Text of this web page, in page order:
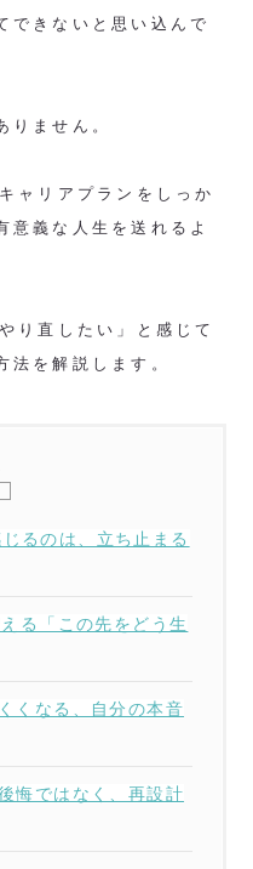
できないと思い込んで
りません。
ャリアプランをしっか
意義な人生を送れるよ
り直したい」と感じて
法を解説します。
るのは、立ち止まる
る「この先をどう生
くなる、自分の本音
悔ではなく、再設計